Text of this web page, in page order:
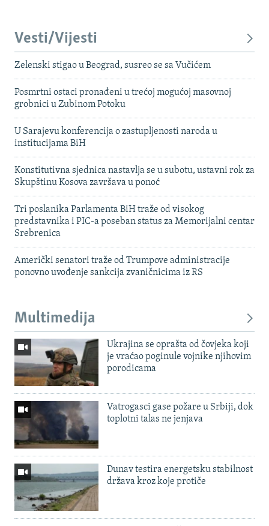
Vesti/Vijesti
Zelenski stigao u Beograd, susreo se sa Vučićem
Posmrtni ostaci pronađeni u trećoj mogućoj masovnoj
grobnici u Zubinom Potoku
U Sarajevu konferencija o zastupljenosti naroda u
institucijama BiH
Konstitutivna sjednica nastavlja se u subotu, ustavni rok za
Skupštinu Kosova završava u ponoć
Tri poslanika Parlamenta BiH traže od visokog
predstavnika i PIC-a poseban status za Memorijalni centar
Srebrenica
Američki senatori traže od Trumpove administracije
ponovno uvođenje sankcija zvaničnicima iz RS
Multimedija
Ukrajina se oprašta od čovjeka koji
je vraćao poginule vojnike njihovim
porodicama
Vatrogasci gase požare u Srbiji, dok
toplotni talas ne jenjava
Dunav testira energetsku stabilnost
država kroz koje protiče